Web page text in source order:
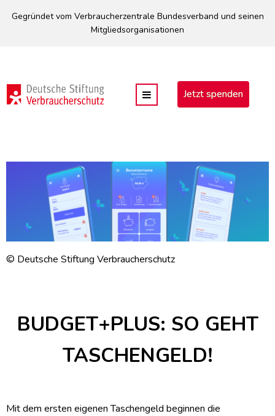
Gegründet vom Verbraucherzentrale Bundesverband und seinen
Mitgliedsorganisationen
Jetzt spenden
© Deutsche Stiftung Verbraucherschutz
BUDGET+PLUS: SO GEHT
TASCHENGELD!
Mit dem ersten eigenen Taschengeld beginnen die